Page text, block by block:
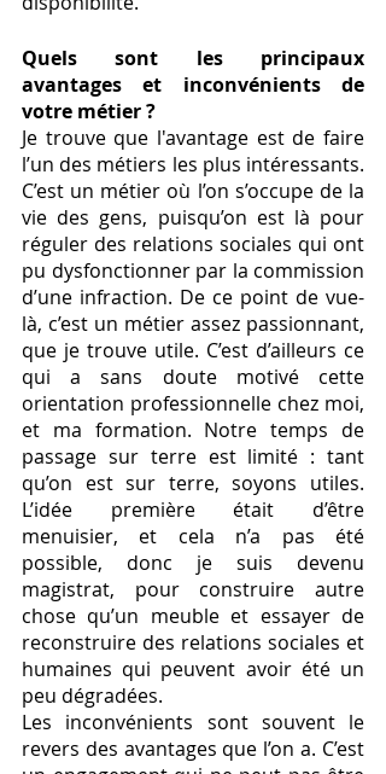
Quels sont les principaux
avantages et inconvénients de
votre métier ?
Je trouve que l'avantage est de faire
l’un des métiers les plus intéressants.
C’est un métier où l’on s’occupe de la
vie des gens, puisqu’on est là pour
réguler des relations sociales qui ont
pu dysfonctionner par la commission
d’une infraction. De ce point de vue-
là, c’est un métier assez passionnant,
que je trouve utile. C’est d’ailleurs ce
qui a sans doute motivé cette
orientation professionnelle chez moi,
et ma formation. Notre temps de
passage sur terre est limité : tant
qu’on est sur terre, soyons utiles.
L’idée première était d’être
menuisier, et cela n’a pas été
possible, donc je suis devenu
magistrat, pour construire autre
chose qu’un meuble et essayer de
reconstruire des relations sociales et
humaines qui peuvent avoir été un
peu dégradées.
Les inconvénients sont souvent le
revers des avantages que l’on a. C’est